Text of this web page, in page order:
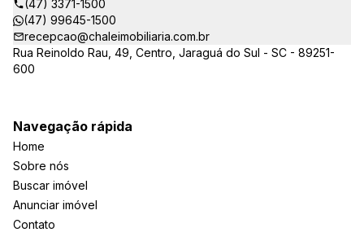
(47) 3371-1500
(47) 99645-1500
recepcao@chaleimobiliaria.com.br
Rua Reinoldo Rau, 49, Centro, Jaraguá do Sul - SC - 89251-
600
Navegação rápida
Home
Sobre nós
Buscar imóvel
Anunciar imóvel
Contato